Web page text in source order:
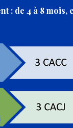
: de 4 à 8 mois,